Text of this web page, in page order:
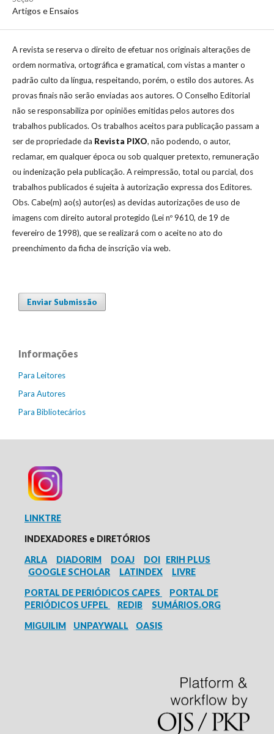
Artigos e Ensaios
A revista se reserva o direito de efetuar nos originais alterações de
ordem normativa, ortográfica e gramatical, com vistas a manter o
padrão culto da língua, respeitando, porém, o estilo dos autores. As
provas finais não serão enviadas aos autores. O Conselho Editorial
não se responsabiliza por opiniões emitidas pelos autores dos
trabalhos publicados. Os trabalhos aceitos para publicação passam a
ser de propriedade da Revista PIXO, não podendo, o autor,
reclamar, em qualquer época ou sob qualquer pretexto, remuneração
ou indenização pela publicação. A reimpressão, total ou parcial, dos
trabalhos publicados é sujeita à autorização expressa dos Editores.
Obs. Cabe(m) ao(s) autor(es) as devidas autorizações de uso de
imagens com direito autoral protegido (Lei nº 9610, de 19 de
fevereiro de 1998), que se realizará com o aceite no ato do
preenchimento da ficha de inscrição via web.
Enviar Submissão
Informações
Para Leitores
Para Autores
Para Bibliotecários
LINKTRE
INDEXADORES e DIRETÓRIOS
ARLA
DIADORIM DOAJ DOI ERIH PLUS
GOOGLE SCHOLAR
LATINDEX
LIVRE
PORTAL DE PERIÓDICOS CAPES
PORTAL DE
PERIÓDICOS UFPEL
REDIB
SUMÁRIOS.ORG
MIGUILIM
UNPAYWALL OASIS